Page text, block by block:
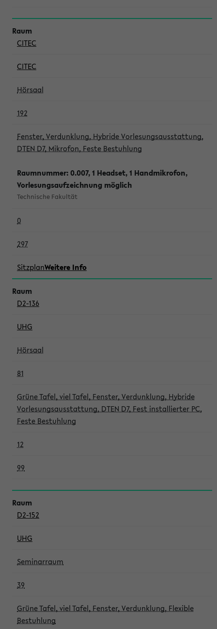
CITEC
CITEC
Hörsaal
192
Fenster, Verdunklung, Hybride Vorlesungsausstattung,
DTEN D7, Mikrofon, Feste Bestuhlung
Raumnummer: 0.007, 1 Headset, 1 Handmikrofon,
Vorlesungsaufzeichnung möglich
Technische Fakultät
0
297
SitzplanWeitere Info
D2-136
UHG
Hörsaal
81
Grüne Tafel, viel Tafel, Fenster, Verdunklung, Hybride
Vorlesungsausstattung, DTEN D7, Fest installierter PC,
Feste Bestuhlung
12
99
D2-152
UHG
Seminarraum
39
Grüne Tafel, viel Tafel, Fenster, Verdunklung, Flexible
Bestuhlung